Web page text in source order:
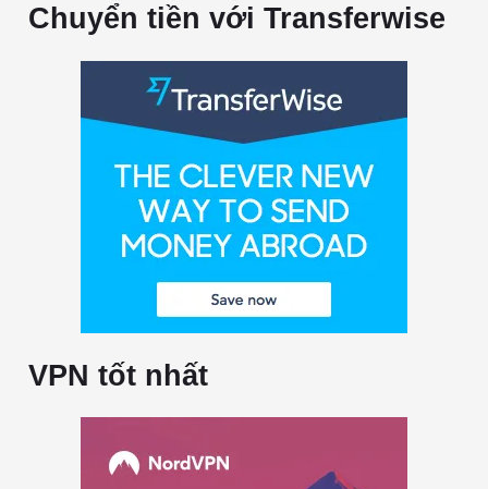
Chuyển tiền với Transferwise
VPN tốt nhất